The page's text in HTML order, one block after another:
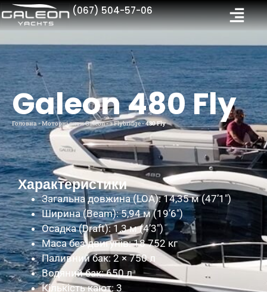
(067) 504-57-06
Galeon 480 Fly
Головна-Моторні яхти Galeon-з Flybridge-480 Fly
Характеристики
Загальна довжина (LOA): 14,35 м (47’1″)
Ширина (Beam): 5,94 м (19’6″)
Осадка (Draft): 1,3 м (4’3″)
Маса без двигунів: 18 752 кг
Паливний бак: 2 × 750 л
Водяний бак: 650 л
Кількість кают: 3